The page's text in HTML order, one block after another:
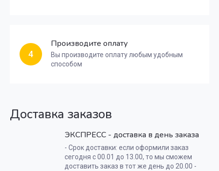
4
Производите оплату
Вы производите оплату любым удобным
способом
Доставка заказов
ЭКСПРЕСС - доставка в день заказа
- Срок доставки: если оформили заказ
сегодня с 00.01 до 13.00, то мы сможем
доставить заказ в тот же день до 20.00 -